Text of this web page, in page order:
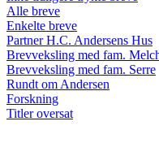
Alle breve
Enkelte breve
Partner H.C. Andersens Hus
Brevveksling med fam.
Brevveksling med fam. Serre
Rundt om Andersen
Forskning
Titler oversat